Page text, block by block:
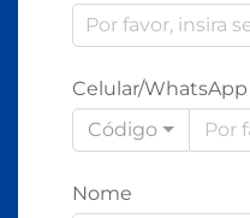
Celular/WhatsApp
Código
Nome